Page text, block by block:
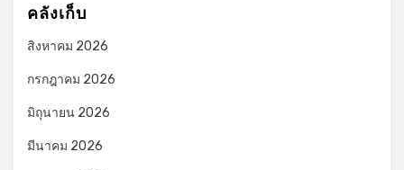
คลังเก็บ
สิงหาคม 2026
กรกฎาคม 2026
มิถุนายน 2026
มีนาคม 2026